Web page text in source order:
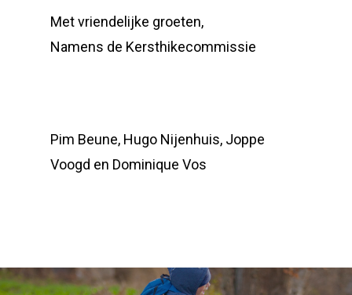
Met vriendelijke groeten,
Namens de Kersthikecommissie
Pim Beune, Hugo Nijenhuis, Joppe
Voogd en Dominique Vos